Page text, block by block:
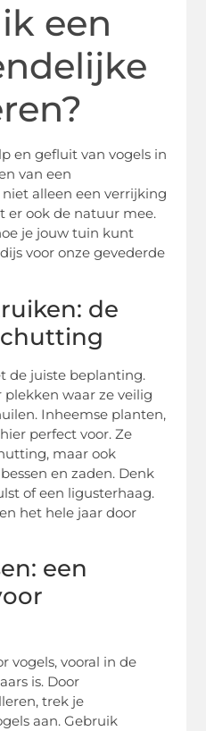
een
en gefluit van vogels in
van een
alleen een verrijking
er ook de natuur mee.
je jouw tuin kunt
voor onze gevederde
de
de juiste beplanting.
plekken waar ze veilig
Inheemse planten,
perfect voor. Ze
maar ook
en zaden. Denk
of een ligusterhaag.
het hele jaar door
een
vogels, vooral in de
is. Door
trek je
aan. Gebruik